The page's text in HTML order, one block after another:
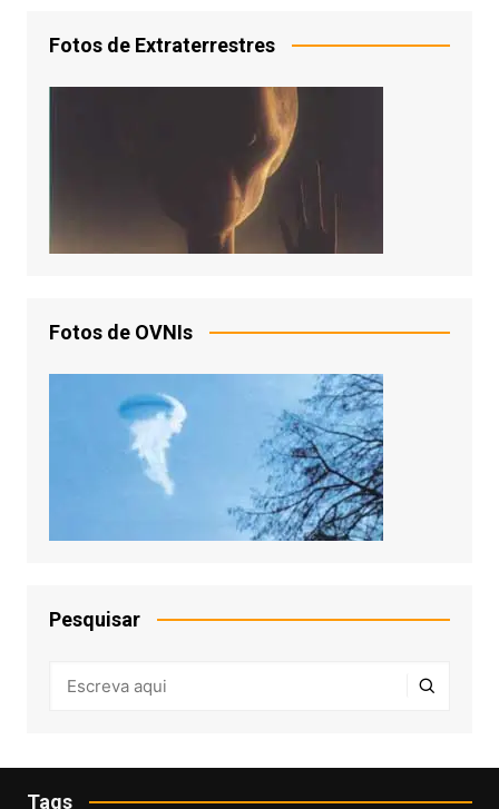
Fotos de Extraterrestres
Fotos de OVNIs
Pesquisar
Tags